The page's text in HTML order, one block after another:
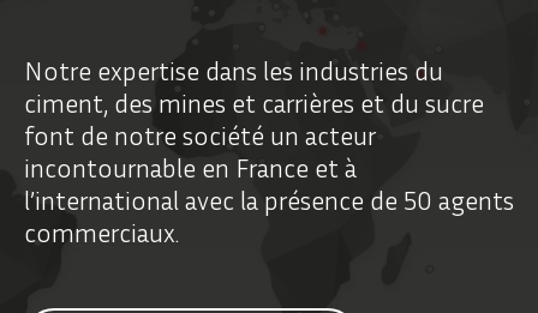
Notre expertise dans les industries du
ciment, des mines et carrières et du sucre
font de notre société un acteur
incontournable en France et à
l’international avec la présence de 50 agents
commerciaux.